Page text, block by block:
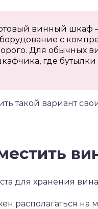
винный шкаф
с
Для обычных
где бутылки
такой вариант
для хранения
располагаться на